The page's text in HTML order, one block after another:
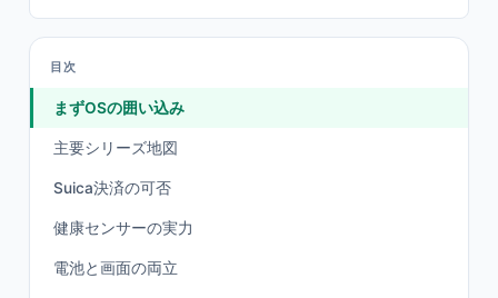
目次
まずOSの囲い込み
主要シリーズ地図
Suica決済の可否
健康センサーの実力
電池と画面の両立